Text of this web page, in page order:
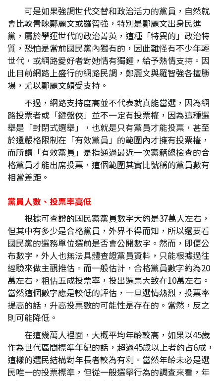
可是如果強調世代交替和政治活力的黨員，自然就
會比較青睞鄭麗文或羅智強，特別是鄭麗文出身民進
黨，屬於學運世代的政治菁英，這種「特異的」政治特
質，恐怕是當前國民黨內獨有的，因此難怪有不少年輕
世代，或網路愛好者對她情有獨鍾，給予熱情支持。因
此目前網路上盛行的網路民調，鄭麗文與羅智強各擅勝
場，尤以鄭麗文頗受支持。
不過，網路支持度高並不代表就真能當選，因為網
路投票者或「鍵盤俠」並不一定有投票權，因為這種選
舉是「封閉式選舉」，也就是只有黨員才能投票，甚至
於還嚴格限制在「有效黨員」的範圍內才擁有投票權，
而所謂「有效黨員」是指通過最近一次黨籍總檢查的合
格黨員才能出席投票，這個範圍其實比號稱的黨員數有
相當差距。
黨員人數、投票率高低
根據可查證的國民黨黨員數字大約是37萬人左右，
但其中有多少是合格黨員，外界不得而知，所以還要看
國民黨的選務單位選前是否會公開數字。然而，即便公
布數字，外人也無法具體查證黨員資料，只能根據過往
經驗來做主觀推估。而一般估計，合格黨員數字約為20
萬左右，粗估五成投票率，投出選票大致在10萬左右。
當然這個數字應是較低的評估，一旦選情熱烈，投票率
提高的話，升高投票數的可能性是存在的。當然，反之
則可能降低。
在這幾萬人裡面，大概平均年齡較高，如果以45歲
作為世代區間標準年紀的話，超過45歲以上者約占6成，
這樣的選民結構對年長者較為有利。當然年齡未必是選
民唯一的投票標準，但從一般選舉行為的調查來看，年